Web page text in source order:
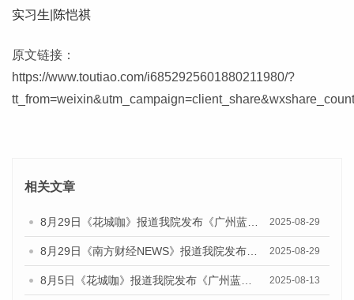
实习生|陈恺祺
原文链接：
https://www.toutiao.com/i6852925601880211980/?
相关文章
8月29日《花城咖》报道我院发布《广州蓝皮书：广州国际商贸中心发展报告（2025）》的视频采访 2025-08-29
8月29日《南方财经NEWS》报道我院发布《广州蓝皮书：广州国际商贸中心发展报告（2025）》的视频采访 2025-08-29
8月5日《花城咖》报道我院发布《广州蓝皮书：广州城乡融合发展报告（2025）》的视频采访 2025-08-13